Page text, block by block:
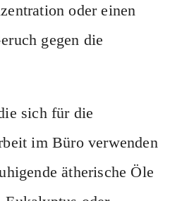
oder einen
gegen die
sich für die
im Büro verwenden
ätherische Öle